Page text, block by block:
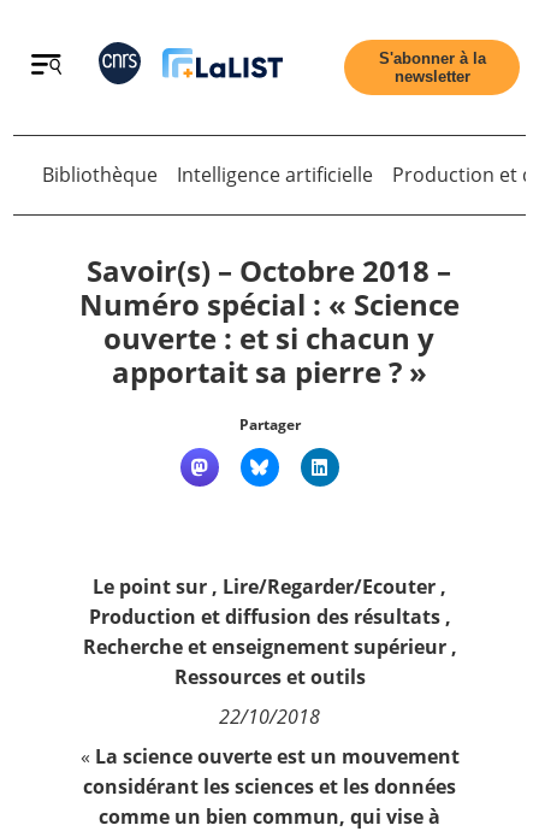
Retour
Qui sommes nous ?
Nous suivre
S'abonner à la
newsletter
Retour
Bibliothèque Intelligence artificielle Production et
Savoir(s) – Octobre 2018 –
Numéro spécial : « Science
ouverte : et si chacun y
apportait sa pierre ? »
Partager
Le point sur , Lire/Regarder/Ecouter ,
Production et diffusion des résultats,
Recherche et enseignement supérieur,
Ressources et outils
22/10/2018
« La science ouverte est un mouvement
considérant les sciences et les données
comme un bien commun, qui vise à